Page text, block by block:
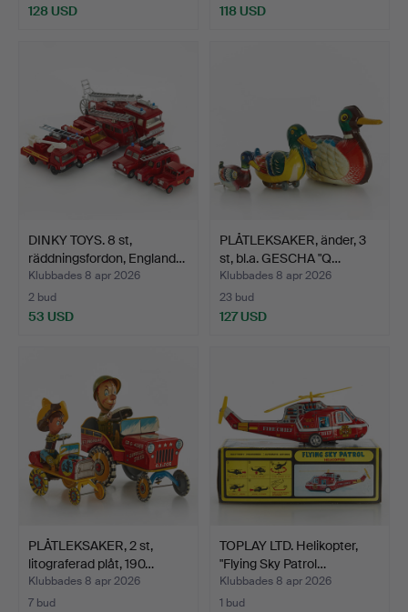
128 USD 118 USD
DINKY TOYS. 8 st,
räddningsfordon, England…
Klubbades 8 apr 2026
2 bud
53 USD
PLÅTLEKSAKER, änder, 3
st, bl.a. GESCHA "Q…
Klubbades 8 apr 2026
23 bud
127 USD
PLÅTLEKSAKER, 2 st,
litograferad plåt, 190…
Klubbades 8 apr 2026
7 bud
TOPLAY LTD. Helikopter,
"Flying Sky Patrol…
Klubbades 8 apr 2026
1 bud